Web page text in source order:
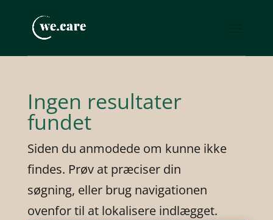
Ingen resultater
fundet
Siden du anmodede om kunne ikke
findes. Prøv at præciser din
søgning, eller brug navigationen
ovenfor til at lokalisere indlægget.